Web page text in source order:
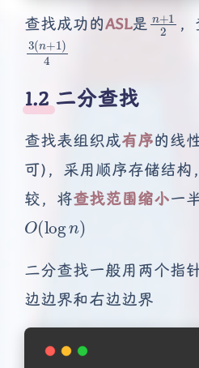
查找成功的ASL是
n+1
3(n+1
1.2 二分查找
查找表组织成有序的线
可)，采用顺序存储结构
较，将查找范围缩小一
O(log )
二分查找一般用两个指
边边界和右边边界